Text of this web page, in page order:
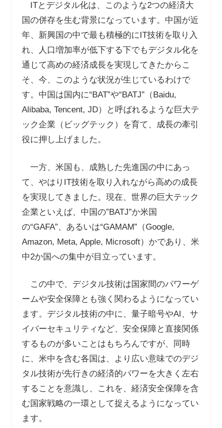
ITとデジタル化は、このような2つの経済大
国の併存を生む背景になっています。中国が近
年、新興国の中で最も積極的にIT技術を取り入
れ、人口増加率が低下する下でもデジタル化を
通じて高めの経済成長を実現してきたからこ
そ、今、このような状況が生じているわけで
す。中国は国内に“BAT”や“BATJ” （Baidu,
Alibaba, Tencent, JD）と呼ばれるような巨大テ
ック企業（ビッグテック）を育て、成長の牽引
役に押し上げました。
一方、米国も、成熟した先進国の中にあっ
て、やはり IT技術を取り入れながら高めの成長
を実現してきました。現在、世界の巨大テック
企業といえば、中国の”BATJ”か米国
の“GAFA”、あるいは“GAMAM” （Google,
Amazon, Meta, Apple, Microsoft）かであり、米
中2か国への集中が目立っています。
この中で、デジタル技術は国家間のパワーゲ
ームや安全保障とも強く関わるようになってい
ます。デジタル技術の中に、量子暗号やAI、サ
イバーセキュリティなど、安全保障と直接関係
するものが多いことはもちろんですが、同時
に、米中を含む各国は、より広い意味でのデジ
タル技術が先行きの経済的パワーを大きく左右
することを意識し、これを、経済安全保障を含
む国家戦略の一環として捉えるようになってい
ます。